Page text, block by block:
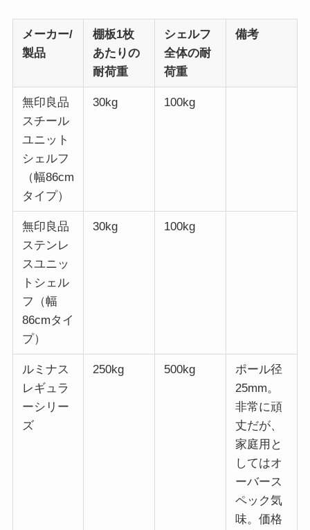
メーカー/
製品
棚板1枚
あたりの
耐荷重
シェルフ
全体の耐
荷重
備考
無印良品
スチール
ユニット
シェルフ
（幅86cm
タイプ）
30kg 100kg
無印良品
ステンレ
スユニッ
トシェル
フ（幅
86cmタイ
プ）
30kg 100kg
ルミナス
レギュラ
ーシリー
ズ
250kg 500kg
ポール径
25mm。
非常に頑
丈だが、
家庭用と
してはオ
ーバース
ペック気
味。価格